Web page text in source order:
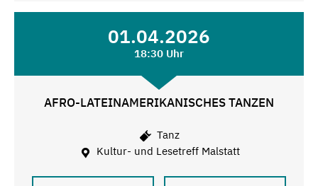
01.04.2026
18:30 Uhr
AFRO-LATEINAMERIKANISCHES TANZEN
Tanz
Kultur- und Lesetreff Malstatt